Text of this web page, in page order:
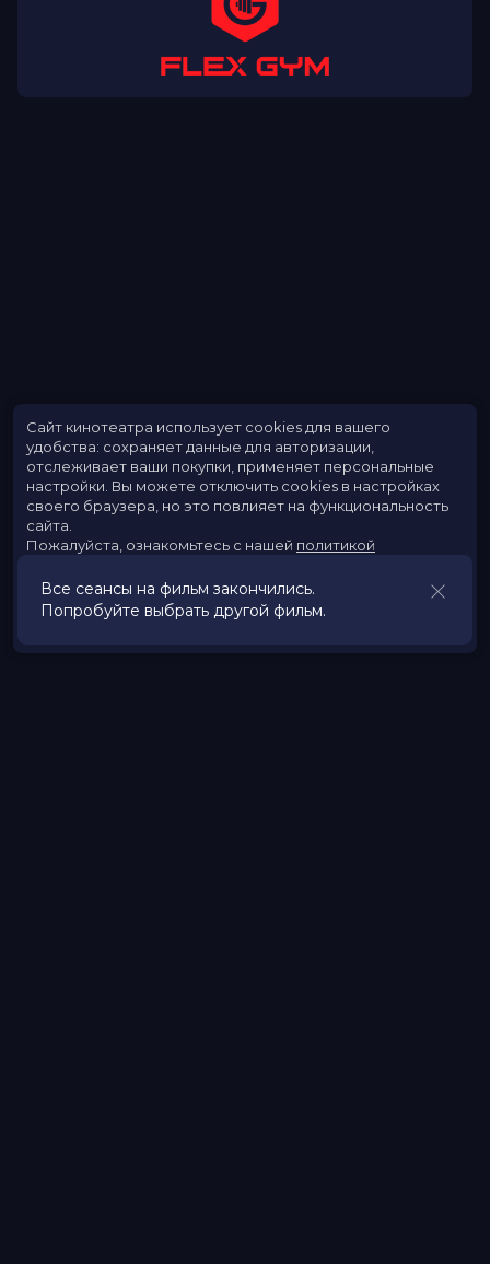
Все сеансы на фильм закончились.
Попробуйте выбрать другой фильм.
Сайт кинотеатра использует cookies для вашего
удобства: сохраняет данные для авторизации,
отслеживает ваши покупки, применяет персональные
настройки. Вы можете отключить cookies в настройках
своего браузера, но это повлияет на функциональность
сайта.
Пожалуйста, ознакомьтесь с нашей политикой
Принять